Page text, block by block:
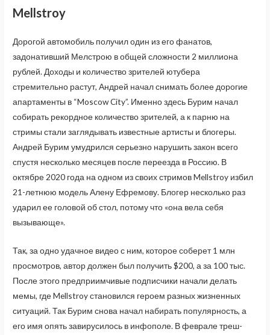
Mellstroy
Дорогой автомобиль получил один из его фанатов,
задонативший Мелстрою в общей сложности 2 миллиона
рублей. Доходы и количество зрителей ютубера
стремительно растут, Андрей начал снимать более дорогие
апартаменты в “Moscow City”. Именно здесь Бурим начал
собирать рекордное количество зрителей, а к парню на
стримы стали заглядывать известные артисты и блогеры.
Андрей Бурим умудрился серьезно нарушить закон всего
спустя несколько месяцев после переезда в Россию. В
октябре 2020 года на одном из своих стримов Mellstroy избил
21-летнюю модель Алену Ефремову. Блогер несколько раз
ударил ее головой об стол, потому что «она вела себя
вызывающе».
Так, за одно удачное видео с ним, которое соберет 1 млн
просмотров, автор должен был получить $200, а за 100 тыс.
После этого предприимчивые подписчики начали делать
мемы, где Mellstroy становился героем разных жизненных
ситуаций. Так Бурим снова начал набирать популярность, а
его имя опять завирусилось в инфополе. В феврале треш-